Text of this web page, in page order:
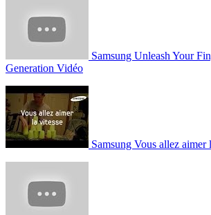
Samsung Unleash Your
Generation Vidéo
Samsung Vous allez aimer